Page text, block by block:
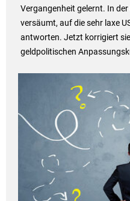
Vergangenheit gelernt. In
versäumt, auf die sehr laxe
antworten. Jetzt korrigiert
geldpolitischen